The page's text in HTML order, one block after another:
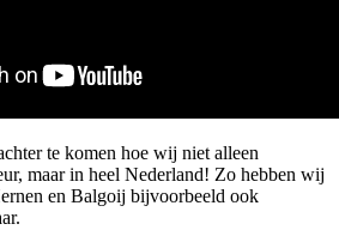
te komen hoe wij niet alleen
maar in heel Nederland! Zo hebben wij
en Balgoij bijvoorbeeld ook